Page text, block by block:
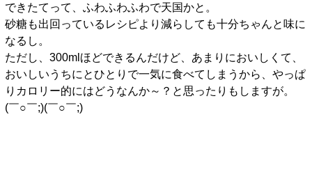
できたてって、ふわふわふわで天国かと。
砂糖も出回っているレシピより減らしても十分ちゃんと味に
なるし。
ただし、300mlほどできるんだけど、あまりにおいしくて、
おいしいうちにとひとりで一気に食べてしまうから、やっぱ
りカロリー的にはどうなんか～？と思ったりもしますが。
(￣○￣;)(￣○￣;)